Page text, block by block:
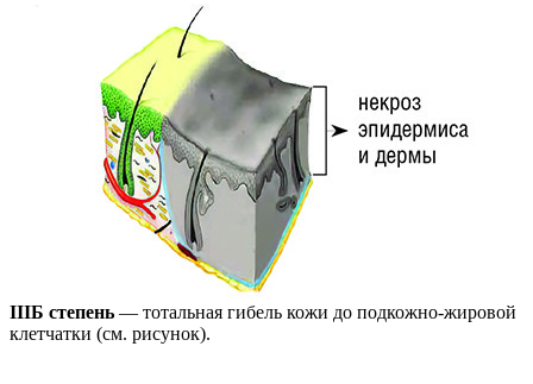
IIIБ степень — тотальная гибель кожи до подкожно-жировой
клетчатки (см. рисунок).